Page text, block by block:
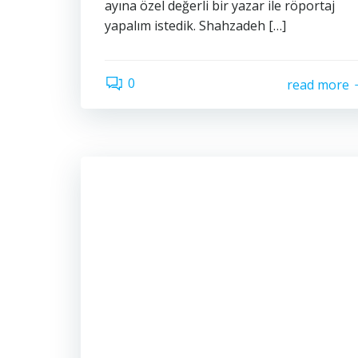
ayına özel değerli bir yazar ile röportaj
yapalım istedik. Shahzadeh […]
0 read more